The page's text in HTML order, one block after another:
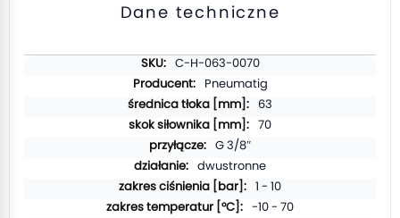
Dane techniczne
C-H-063-0070
Pneumatig
63
70
G 3/8″
dwustronne
1 - 10
-10 - 70